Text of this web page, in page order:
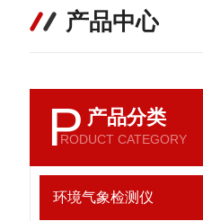
产品中心
P 产品分类
RODUCT CATEGORY
环境气象检测仪